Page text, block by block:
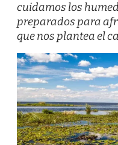
cuidamos los
preparados para
que nos plantea el